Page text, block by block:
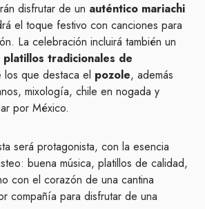
disfrutar de un auténtico mariachi
el toque festivo con canciones para
La celebración incluirá también un
platillos tradicionales de
los que destaca el pozole, además
mixología, chile en nogada y
por México.
será protagonista, con la esencia
buena música, platillos de calidad,
con el corazón de una cantina
compañía para disfrutar de una